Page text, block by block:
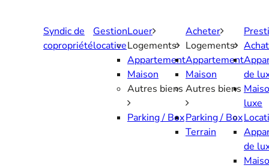
Syndic de
copropriété
Gestion
locative
Louer
Logements
Appartement
Maison
Autres biens
Parking / Box
Acheter
Logements
Appartement
Maison
Autres biens
Parking / Box
Terrain
Achat
de
luxe
de